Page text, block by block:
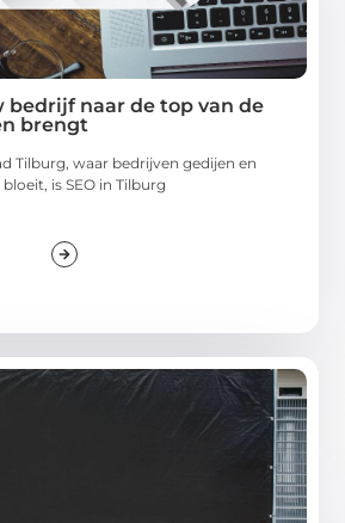
bedrijf naar de top van de
brengt
Tilburg, waar bedrijven gedijen en
is SEO in Tilburg